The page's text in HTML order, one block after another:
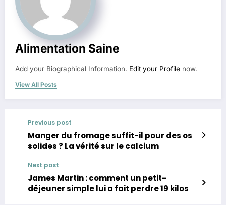
Alimentation Saine
Add your Biographical Information. Edit your Profile now.
View All Posts
Previous post
Manger du fromage suffit-il pour des os
solides ? La vérité sur le calcium
Next post
James Martin : comment un petit-
déjeuner simple lui a fait perdre 19 kilos